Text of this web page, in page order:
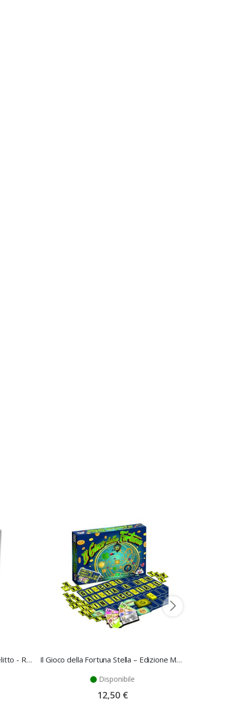
Gioco cold case ricetta per un delitto - Ravensburger Il Gioco della Fortuna Stella – Edizione Marca Stella
Disponibile
12,50 €